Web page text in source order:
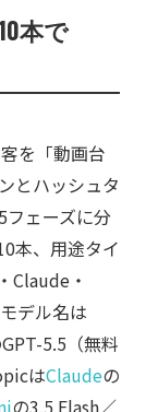
本で
を「動画台
とハッシュタ
ェーズに分
本、用途タイ
Claude・
デル名は
5.5（無料
はClaudeの
の3.5 Flash／